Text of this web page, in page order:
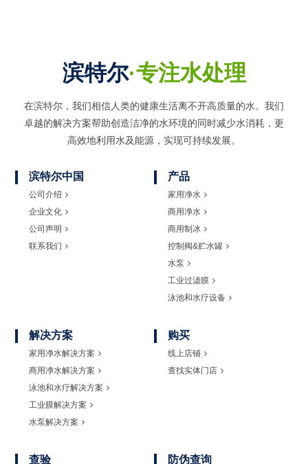
滨特尔·专注水处理
在滨特尔，我们相信人类的健康生活离不开高质量的水。我们
卓越的解决方案帮助创造洁净的水环境的同时减少水消耗，更
高效地利用水及能源，实现可持续发展。
滨特尔中国
公司介绍
企业文化
公司声明
联系我们
产品
家用净水
商用净水
商用制冰
控制阀&贮水罐
水泵
工业过滤膜
泳池和水疗设备
解决方案
家用净水解决方案
商用净水解决方案
泳池和水疗解决方案
工业膜解决方案
水泵解决方案
购买
线上店铺
查找实体门店
查验 防伪查询